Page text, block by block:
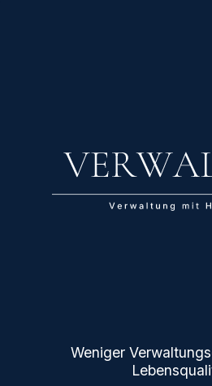
Weniger